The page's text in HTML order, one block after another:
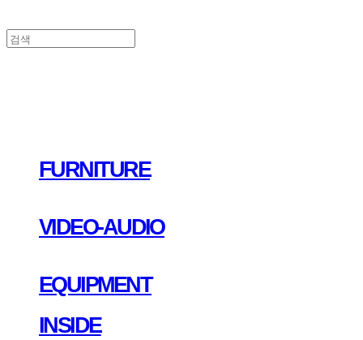
FURNITURE
VIDEO-AUDIO
EQUIPMENT
INSIDE